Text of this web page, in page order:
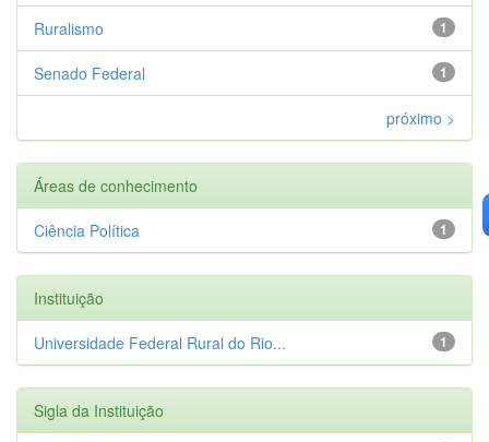
1
Ruralismo
1
Senado Federal
próximo >
Áreas de conhecimento
1
Ciência Política
Instituição
1
Universidade Federal Rural do Rio...
Sigla da Instituição